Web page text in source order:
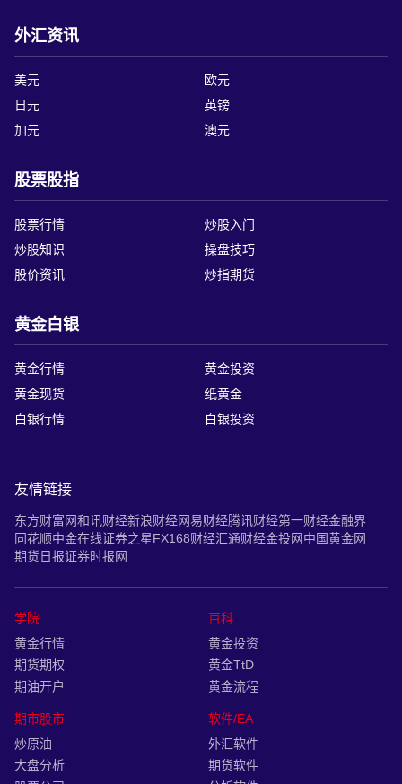
人民币
外汇开户
外汇投资
原油行情
原油期货
期货知识
期货经验
美元
欧元
日元
英镑
加元
澳元
股票行情
炒股入门
炒股知识
操盘技巧
股价资讯
炒指期货
黄金行情
黄金现货
纸黄金
白银行情
白银投资
友情链接
东方财富网 网易财经腾讯财经
同花顺 中金在线 FX168财经汇通财经
期货日报
学院
黄金行情
百科
黄金投资